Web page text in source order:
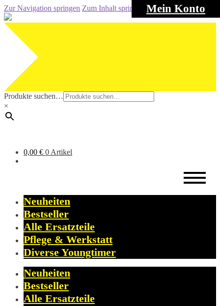
Mein Konto
Zur Navigation springen Zum Inhalt springen
Produkte suchen…
×
0,00 € 0 Artikel
Neuheiten
Bestseller
Alle Ersatzteile
Pflege & Werkstatt
Diverse Youngtimer
Neuheiten
Bestseller
Alle Ersatzteile